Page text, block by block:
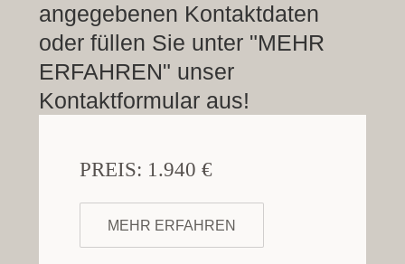
angegebenen Kontaktdaten
oder füllen Sie unter "MEHR
ERFAHREN" unser
Kontaktformular aus!
PREIS: 1.940 €
MEHR ERFAHREN